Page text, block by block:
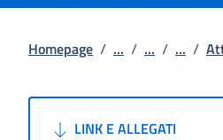
Homepage / ... / ... / ... /
LINK E ALLEGATI